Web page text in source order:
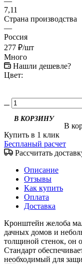
7,11
Страна производства
—
Россия
277 ₽/шт
Много
Нашли дешевле?
Цвет:
В
Купить в 1 клик
Беспланый расчет
Рассчитать
Описание
Отзывы
Как купить
Оплата
Доставка
Кронштейн желоба
дачных домов и
толщиной стенок, он
Стандарт
необходимый для